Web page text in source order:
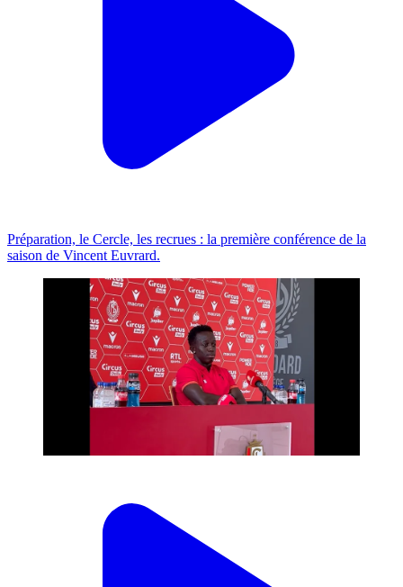
Préparation, le Cercle, les recrues : la première conférence de la
saison de Vincent Euvrard.